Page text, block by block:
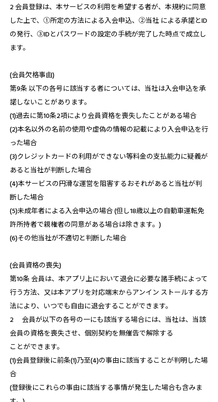
2 会員登録は、本サービスの利用を希望する者が、本規約に同意
した上で、①所定の方法による入会申込、②当社 による承諾とID
の発行、③IDとパスワードの設定の手続が完了した時点で成立し
ます。
(会員欠格事由)
第9条 以下の各号に該当する者については、当社は入会申込を承
諾しないことがあります。
(1)過去に第10条2項により会員資格を喪失したことがある場合
(2)本名以外の名前の使用や虚偽の情報の記載により入会申込を行
った場合
(3)クレジットカードの利用ができない等料金の支払能力に疑義が
あると当社が判断した場合
(4)本サービスの円滑な運営を阻害するおそれがあると当社が判
断した場合
(5)未成年者による入会申込の場合 (但し18歳以上の自動車運転免
許所持者で親権者の同意がある場合は除きます。)
(6)その他当社が不適切と判断した場合
(会員資格の喪失)
第10条 会員は、本アプリ上において退会に必要な諸手続によって
行う方法、又は本アプリを対応端末からアンイン ストールする方
法により、いつでも自由に退会することができます。
2 会員が以下の各号の一にも該当する場合には、当社は、当該
会員の資格を喪失させ、個別契約を無催告で解除する
ことができます。
(1)会員登録後に前条(1)乃至(4)の事由に該当することが判明した場
合
(登録後にこれらの事由に該当する事情が発生した場合も含みま